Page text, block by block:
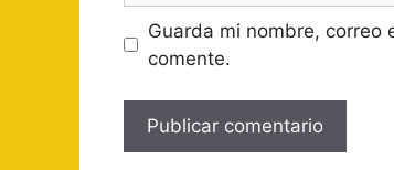
Guarda mi nombre, correo
comente.